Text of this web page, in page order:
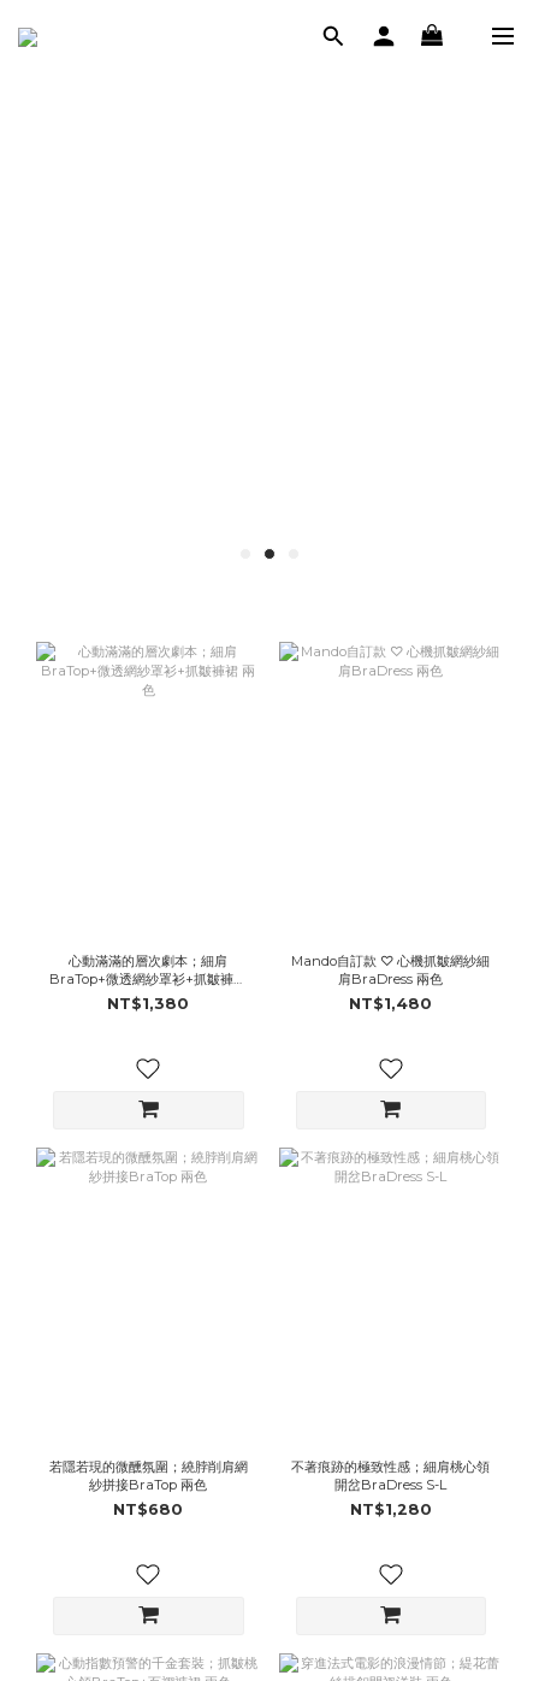
心動滿滿的層次劇本；細肩
BraTop+微透網紗罩衫+抓皺褲裙
兩色
NT$1,380
Mando自訂款 ♡ 心機抓皺網紗細
肩BraDress 兩色
NT$1,480
若隱若現的微醺氛圍；繞脖削肩網
紗拼接BraTop 兩色
NT$680
不著痕跡的極致性感；細肩桃心領
開岔BraDress S-L
NT$1,280